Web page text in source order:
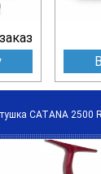
CATANA 2500